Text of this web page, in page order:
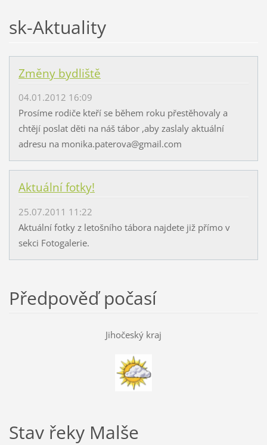
sk-Aktuality
Změny bydliště
04.01.2012 16:09
Prosíme rodiče kteří se během roku přestěhovaly a
chtějí poslat děti na náš tábor ,aby zaslaly aktuální
adresu na monika.paterova@gmail.com
Aktuální fotky!
25.07.2011 11:22
Aktuální fotky z letošního tábora najdete již přímo v
sekci Fotogalerie.
Předpověď počasí
Jihočeský kraj
Stav řeky Malše